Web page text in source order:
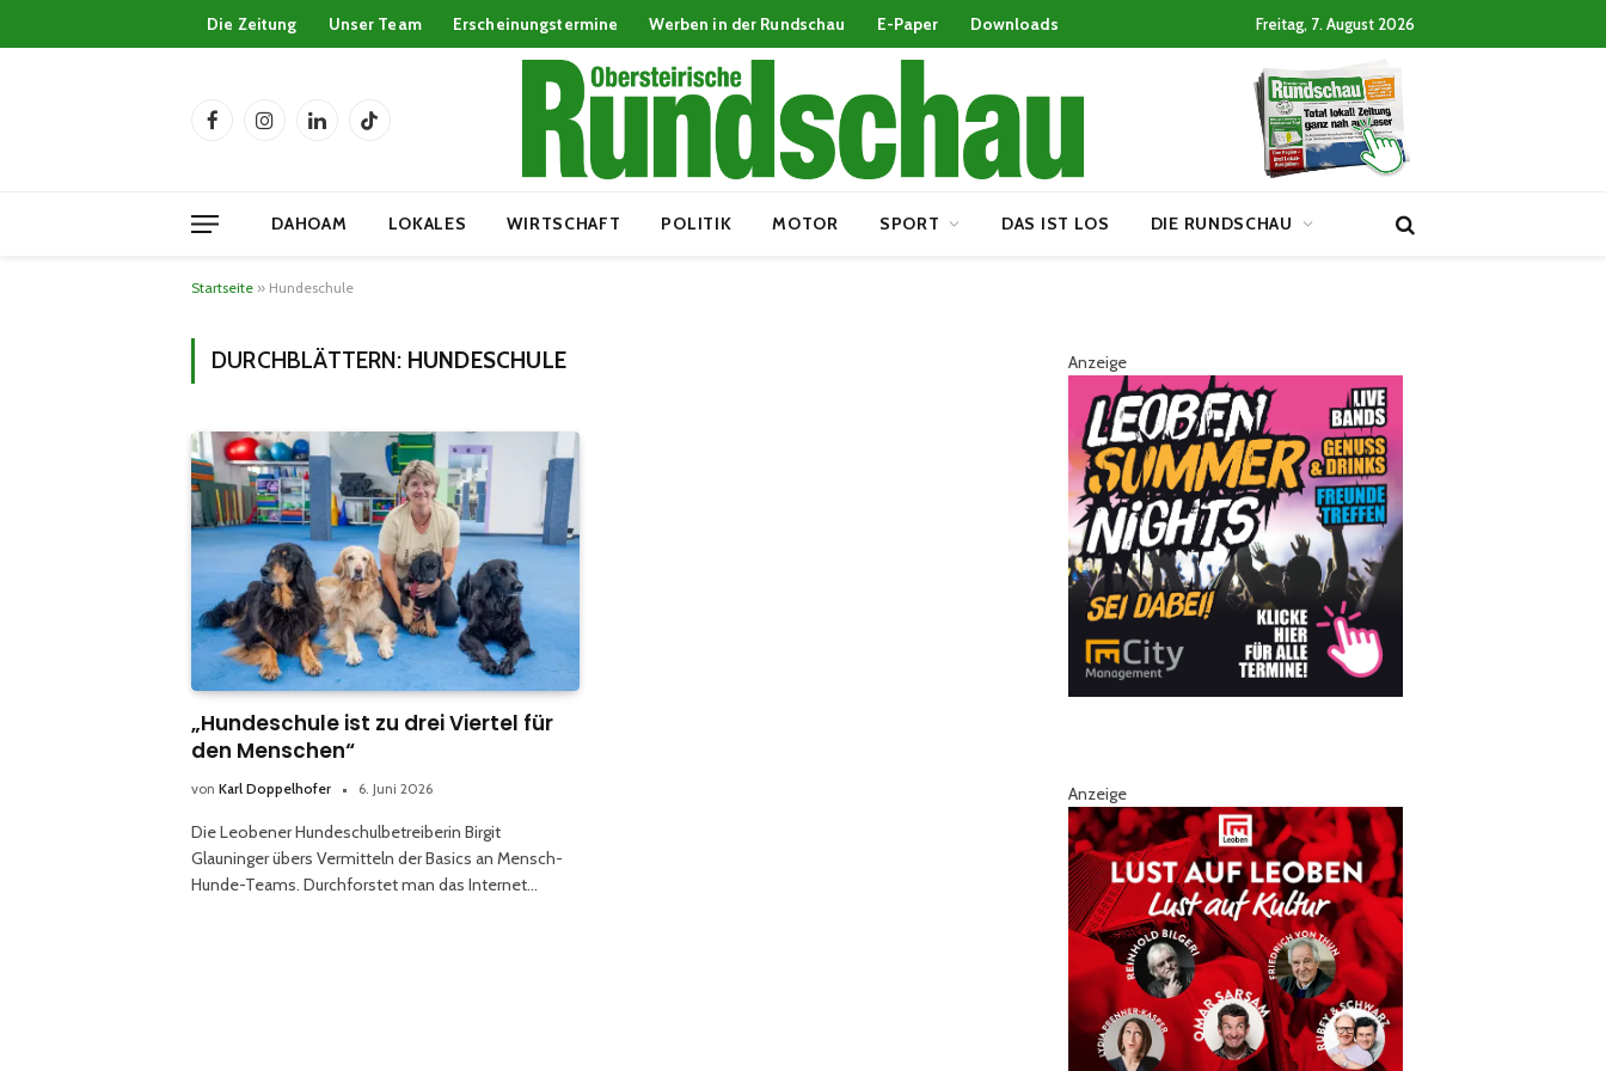
Die Zeitung Unser Team Erscheinungstermine Werben in der Rundschau E-Paper Downloads Freitag, 7. August 2026
FacebookInstagramLinkedInTikTok
DAHOAM LOKALES WIRTSCHAFT POLITIK MOTOR SPORT DAS IST LOS DIE RUNDSCHAU
Startseite » Hundeschule
DURCHBLÄTTERN: HUNDESCHULE
„Hundeschule ist zu drei Viertel für
den Menschen“
von Karl Doppelhofer 6. Juni 2026
Die Leobener Hundeschulbetreiberin Birgit
Glauninger übers Vermitteln der Basics an Mensch-
Hunde-Teams. Durchforstet man das Internet…
Anzeige
Anzeige